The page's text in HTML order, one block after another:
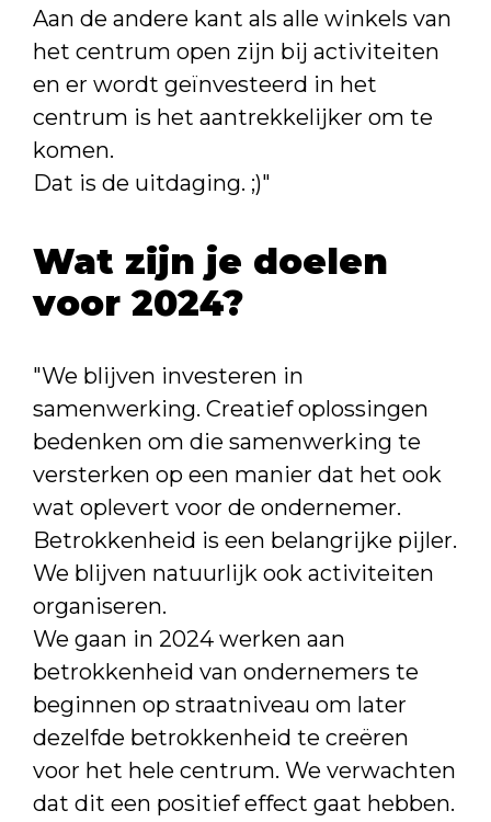
Aan de andere kant als alle winkels van
het centrum open zijn bij activiteiten
en er wordt geïnvesteerd in het
centrum is het aantrekkelijker om te
komen.
Dat is de uitdaging. ;)"
Wat zijn je doelen
voor 2024?
"We blijven investeren in
samenwerking. Creatief oplossingen
bedenken om die samenwerking te
versterken op een manier dat het ook
wat oplevert voor de ondernemer.
Betrokkenheid is een belangrijke pijler.
We blijven natuurlijk ook activiteiten
organiseren.
We gaan in 2024 werken aan
betrokkenheid van ondernemers te
beginnen op straatniveau om later
dezelfde betrokkenheid te creëren
voor het hele centrum. We verwachten
dat dit een positief effect gaat hebben.